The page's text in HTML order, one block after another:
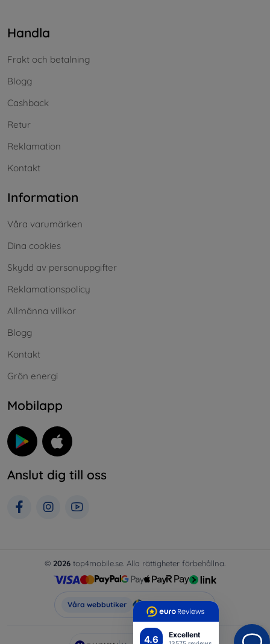
4.6 Excellent
Handla
Frakt och betalning
Blogg
Cashback
Retur
Reklamation
Kontakt
Information
Våra varumärken
Dina cookies
Skydd av personuppgifter
Reklamationspolicy
Allmänna villkor
Blogg
Kontakt
Grön energi
Mobilapp
Anslut dig till oss
© 2026 top4mobile.se. Alla rättigheter förbehållna.
Våra webbutiker Top4Mobile.se